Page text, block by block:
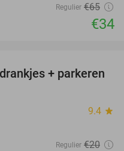
Regulier €65
€34
50%
+ parkeren
9.4 star
Regulier €20